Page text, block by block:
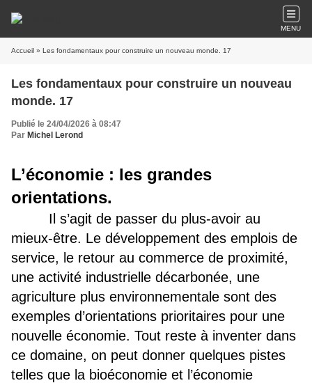
MENU
Accueil » Les fondamentaux pour construire un nouveau monde. 17
Les fondamentaux pour construire un nouveau
monde. 17
Publié le 24/04/2026 à 08:47
Par Michel Lerond
L’économie : les grandes
orientations.
Il s’agit de passer du plus-avoir au
mieux-être. Le développement des emplois de
service, le retour au commerce de proximité,
une activité industrielle décarbonée, une
agriculture plus environnementale sont des
exemples d’orientations prioritaires pour une
nouvelle économie. Tout reste à inventer dans
ce domaine, on peut donner quelques pistes
telles que la bioéconomie et l’économie